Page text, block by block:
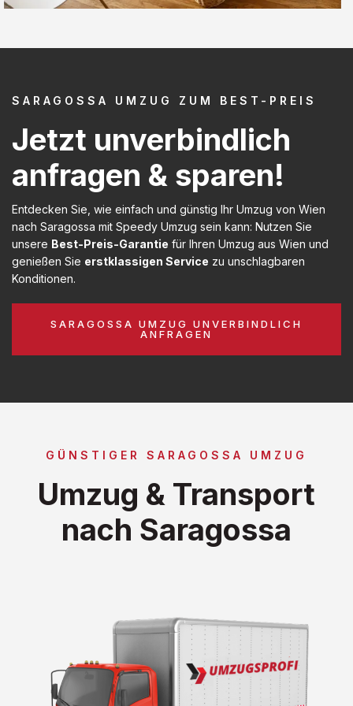
SARAGOSSA UMZUG ZUM BEST-PREIS
Jetzt unverbindlich
anfragen & sparen!
Entdecken Sie, wie einfach und günstig Ihr Umzug von Wien
nach Saragossa mit Speedy Umzug sein kann: Nutzen Sie
unsere Best-Preis-Garantie für Ihren Umzug aus Wien und
genießen Sie erstklassigen Service zu unschlagbaren
Konditionen.
SARAGOSSA UMZUG UNVERBINDLICH
ANFRAGEN
GÜNSTIGER SARAGOSSA UMZUG
Umzug & Transport
nach Saragossa